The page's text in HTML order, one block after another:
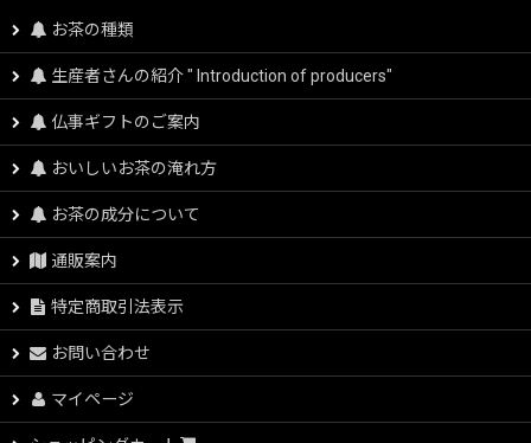
お茶の種類
生産者さんの紹介 " Introduction of producers"
仏事ギフトのご案内
おいしいお茶の淹れ方
お茶の成分について
通販案内
特定商取引法表示
お問い合わせ
マイページ